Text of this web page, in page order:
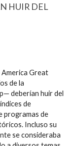
HUIR DEL
America Great
de la
deberían huir del
de
programas de
Incluso su
se consideraba